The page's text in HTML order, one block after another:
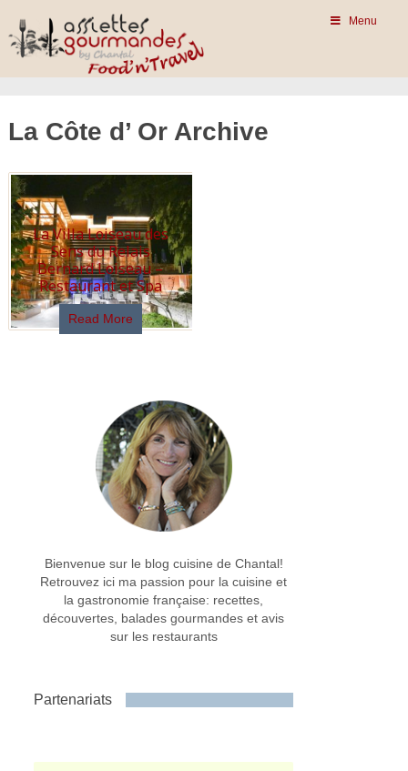
Menu
La Côte d’ Or Archive
La Villa Loiseau des
Sens du Relais
Bernard Loiseau –
Restaurant et Spa
Read More
Bienvenue sur le blog cuisine de Chantal!
Retrouvez ici ma passion pour la cuisine et
la gastronomie française: recettes,
découvertes, balades gourmandes et avis
sur les restaurants
Partenariats